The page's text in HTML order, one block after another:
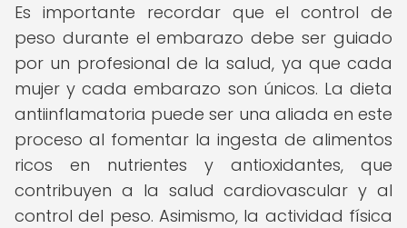
Es importante recordar que el control de
peso durante el embarazo debe ser guiado
por un profesional de la salud, ya que cada
mujer y cada embarazo son únicos. La dieta
antiinflamatoria puede ser una aliada en este
proceso al fomentar la ingesta de alimentos
ricos en nutrientes y antioxidantes, que
contribuyen a la salud cardiovascular y al
control del peso. Asimismo, la actividad física